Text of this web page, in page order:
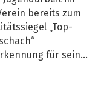
bereits zum
„Top-
für sein...